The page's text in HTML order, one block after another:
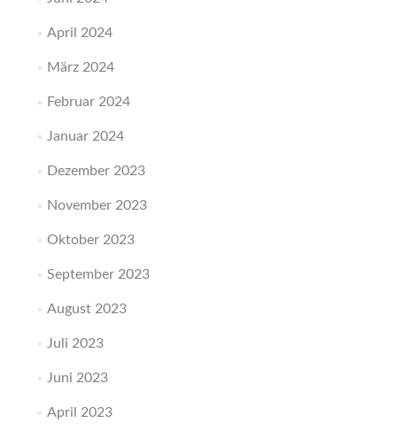
April 2024
März 2024
Februar 2024
Januar 2024
Dezember 2023
November 2023
Oktober 2023
September 2023
August 2023
Juli 2023
Juni 2023
April 2023